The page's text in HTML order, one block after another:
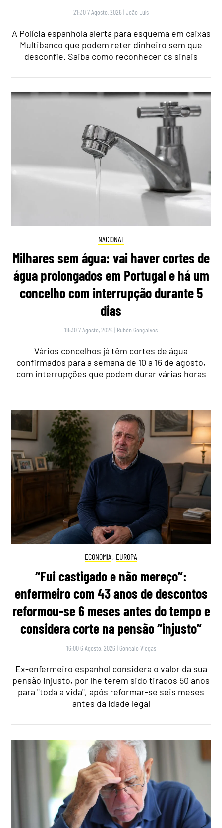
21:30 7 Agosto, 2026 |João Luís
A Polícia espanhola alerta para esquema em caixas
Multibanco que podem reter dinheiro sem que
desconfie. Saiba como reconhecer os sinais
NACIONAL
Milhares sem água: vai haver cortes de
água prolongados em Portugal e há um
concelho com interrupção durante 5
dias
18:30 7 Agosto, 2026 | Rubén Gonçalves
Vários concelhos já têm cortes de água
confirmados para a semana de 10 a 16 de agosto,
com interrupções que podem durar várias horas
ECONOMIA , EUROPA
“Fui castigado e não mereço”:
enfermeiro com 43 anos de descontos
reformou-se 6 meses antes do tempo e
considera corte na pensão “injusto”
16:00 6 Agosto, 2026 | Gonçalo Viegas
Ex-enfermeiro espanhol considera o valor da sua
pensão injusto, por lhe terem sido tirados 50 anos
para "toda a vida", após reformar-se seis meses
antes da idade legal